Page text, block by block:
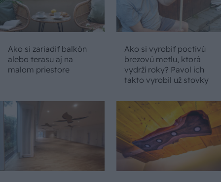
Ako si zariadiť balkón
alebo terasu aj na
malom priestore
Ako si vyrobiť poctivú
brezovú metlu, ktorá
vydrží roky? Pavol ich
takto vyrobil už stovky